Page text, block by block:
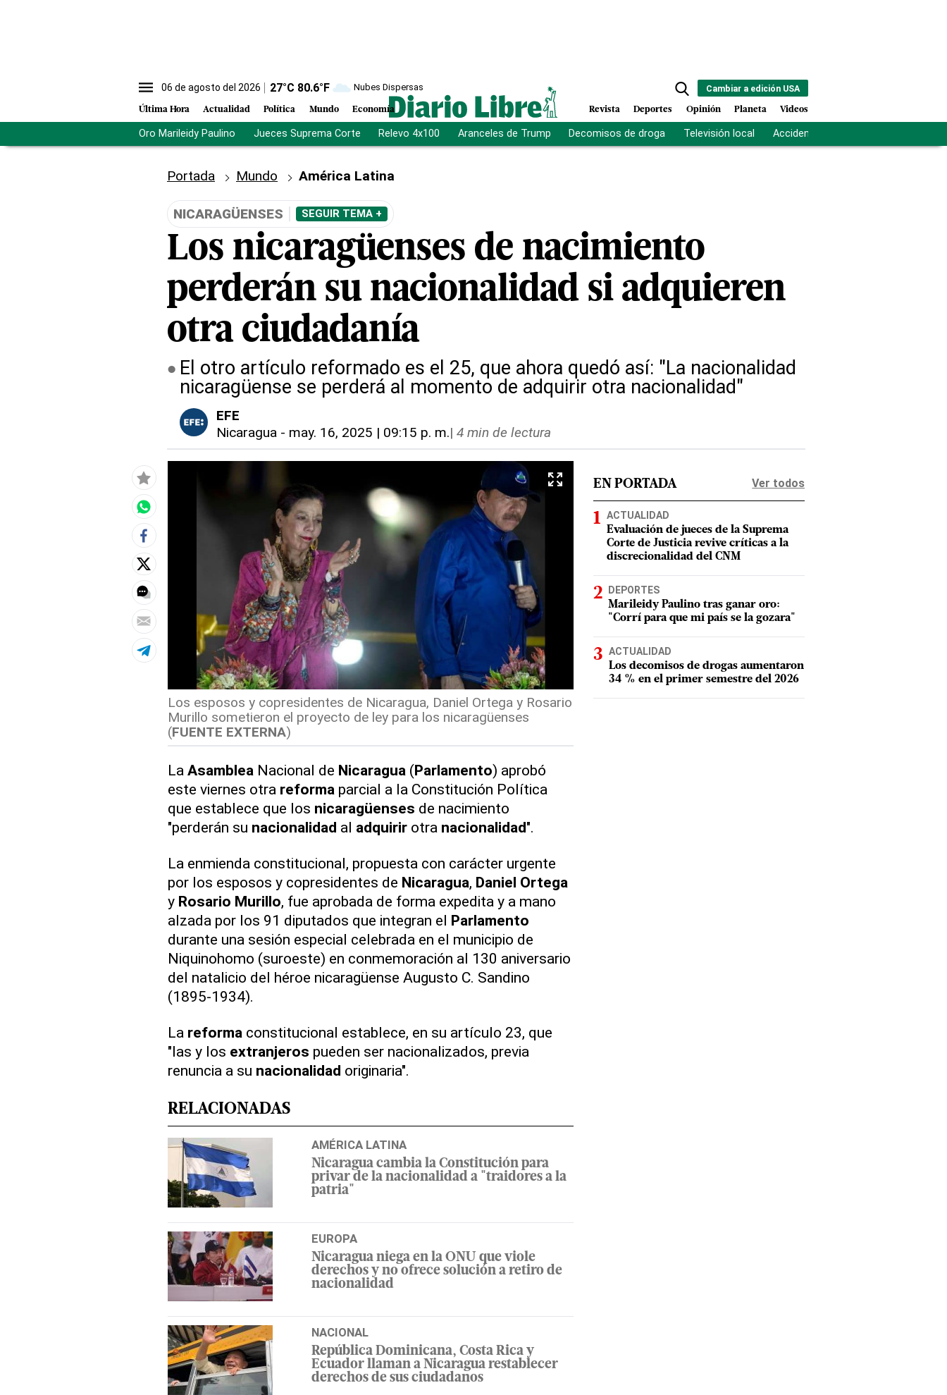
06 de agosto del 2026 27°C 80.6°F Nubes Dispersas
Última Hora Actualidad Política Mundo Economía
Cambiar a edición USA
Revista Deportes Opinión Planeta Videos
Oro Marileidy Paulino Jueces Suprema Corte Relevo 4x100 Aranceles de Trump Decomisos de droga Televisión local Accidente Los Ríos
Portada Mundo América Latina
NICARAGÜENSES SEGUIR TEMA +
Los nicaragüenses de nacimiento
perderán su nacionalidad si adquieren
otra ciudadanía
El otro artículo reformado es el 25, que ahora quedó así: "La nacionalidad
nicaragüense se perderá al momento de adquirir otra nacionalidad"
EFE
Nicaragua - may. 16, 2025 | 09:15 p. m.| 4 min de lectura
Los esposos y copresidentes de Nicaragua, Daniel Ortega y Rosario
Murillo sometieron el proyecto de ley para los nicaragüenses
(FUENTE EXTERNA)
La Asamblea Nacional de Nicaragua (Parlamento) aprobó
este viernes otra reforma parcial a la Constitución Política
que establece que los nicaragüenses de nacimiento
"perderán su nacionalidad al adquirirotra nacionalidad".
La enmienda constitucional, propuesta con carácter urgente
por los esposos y copresidentes de Nicaragua, Daniel Ortega
y Rosario Murillo, fue aprobada de forma expedita y a mano
alzada por los 91 diputados que integran el Parlamento
durante una sesión especial celebrada en el municipio de
Niquinohomo (suroeste) en conmemoración al 130 aniversario
del natalicio del héroe nicaragüense Augusto C. Sandino
(1895-1934).
La reforma constitucional establece, en su artículo 23, que
"las y los extranjeros pueden ser nacionalizados, previa
renuncia a su nacionalidad originaria".
RELACIONADAS
AMÉRICA LATINA
Nicaragua cambia la Constitución para
privar de la nacionalidad a "traidores a la
patria"
EUROPA
Nicaragua niega en la ONU que viole
derechos y no ofrece solución a retiro de
nacionalidad
NACIONAL
República Dominicana, Costa Rica y
Ecuador llaman a Nicaragua restablecer
derechos de sus ciudadanos
EN PORTADA Ver todos
ACTUALIDAD
Evaluación de jueces de la Suprema
Corte de Justicia revive críticas a la
discrecionalidad del CNM
DEPORTES
Marileidy Paulino tras ganar oro:
"Corrí para que mi país se la gozara"
ACTUALIDAD
Los decomisos de drogas aumentaron
34 % en el primer semestre del 2026